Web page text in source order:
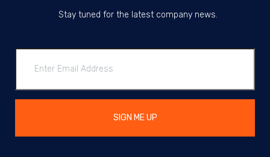
Stay tuned for the latest company news.
SIGN ME UP